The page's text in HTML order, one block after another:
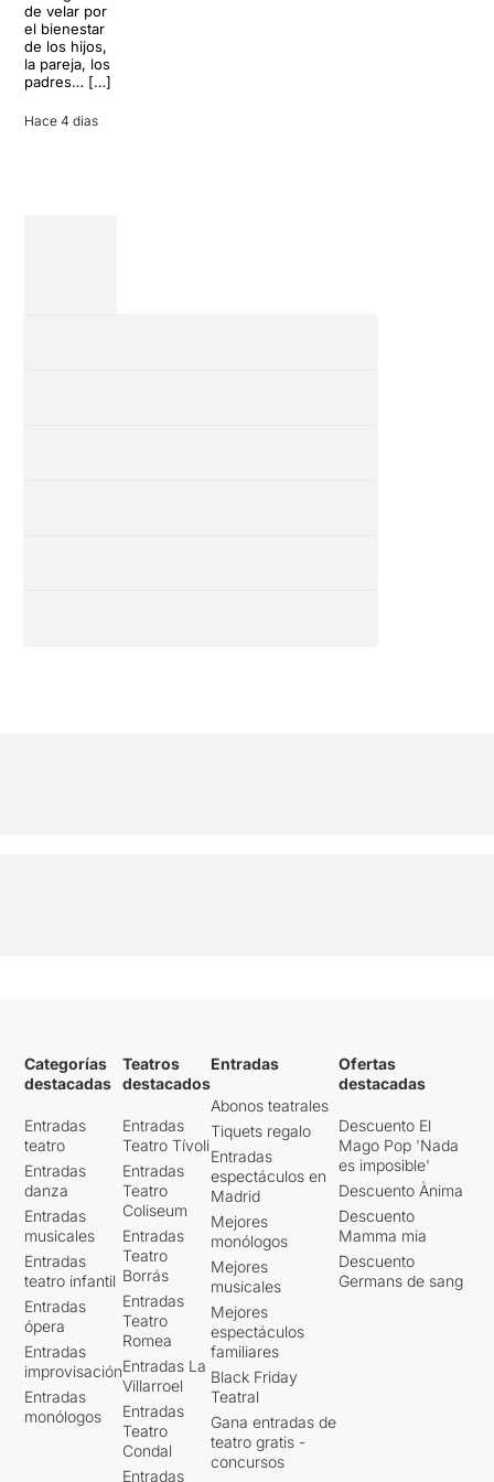
de velar por
el bienestar
de los hijos,
la pareja, los
padres… […]
Hace 4 dias
Categorías
destacadas
Entradas
teatro
Entradas
danza
Entradas
musicales
Entradas
teatro infantil
Entradas
ópera
Entradas
improvisación
Entradas
monólogos
Teatros
destacados
Entradas
Teatro Tívoli
Entradas
Teatro
Coliseum
Entradas
Teatro
Borrás
Entradas
Teatro
Romea
Entradas La
Villarroel
Entradas
Teatro
Condal
Entradas
Entradas
Abonos teatrales
Tiquets regalo
Entradas
espectáculos en
Madrid
Mejores
monólogos
Mejores
musicales
Mejores
espectáculos
familiares
Black Friday
Teatral
Gana entradas de
teatro gratis -
concursos
Ofertas
destacadas
Descuento El
Mago Pop 'Nada
es imposible'
Descuento Ànima
Descuento
Mamma mia
Descuento
Germans de sang